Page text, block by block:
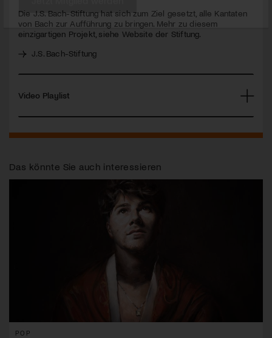
Die J.S. Bach-Stiftung hat sich zum Ziel gesetzt, alle Kantaten
von Bach zur Aufführung zu bringen. Mehr zu diesem
einzigartigen Projekt, siehe Website der Stiftung.
J.S. Bach-Stiftung
Video Playlist
Das könnte Sie auch interessieren
POP
Jetzt Mitglied werden